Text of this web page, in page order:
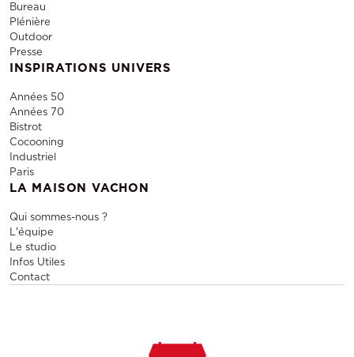
Bureau
Plénière
Outdoor
Presse
INSPIRATIONS UNIVERS
Années 50
Années 70
Bistrot
Cocooning
Industriel
Paris
LA MAISON VACHON
Qui sommes-nous ?
L'équipe
Le studio
Infos Utiles
Contact